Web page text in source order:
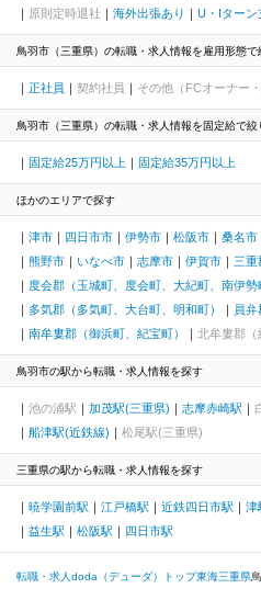
原則定時退社
海外出張あり U・Iターン
鳥羽市（三重県）の転職・求人情報を雇用形態で
正社員 契約社員 その他（FCオーナー
鳥羽市（三重県）の転職・求人情報を固定給で絞
固定給25万円以上 固定給35万円以上
ほかのエリアで探す
津市 四日市市 伊勢市 松阪市 桑名市
熊野市
いなべ市 志摩市 伊賀市
三重
度会郡（玉城町、度会町、大紀町、南伊勢
多気郡（多気町、大台町、明和町）
員弁
南牟婁郡（御浜町、紀宝町）
北牟婁郡（
鳥羽市の駅から転職・求人情報を探す
池の浦駅 加茂駅(三重県) 志摩赤崎駅
船津駅(近鉄線)
松尾駅(三重県)
三重県の駅から転職・求人情報を探す
暁学園前駅 江戸橋駅 近鉄四日市駅 津
益生駅
松阪駅 四日市駅
転職・求人doda（デューダ）トップ東海三重県